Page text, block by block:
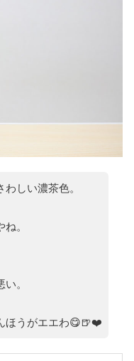
しい濃茶色。
。
。
ほうがエエわ😋🍺❤️